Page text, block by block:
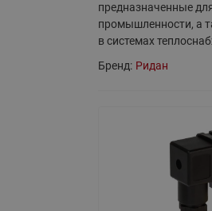
предназначенные
промышленности, а
в системах
Бренд: Ридан